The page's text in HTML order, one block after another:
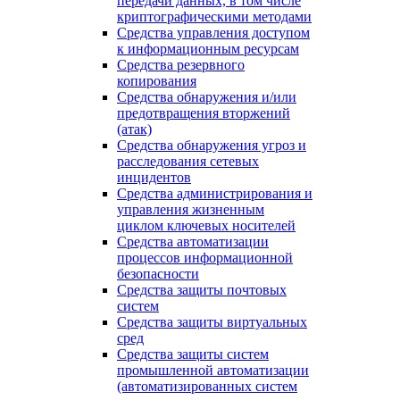
криптографическими методами
Средства управления доступом
к информационным ресурсам
Средства резервного
копирования
Средства обнаружения и/или
предотвращения вторжений
(атак)
Средства обнаружения угроз и
расследования сетевых
инцидентов
Средства администрирования и
управления жизненным
циклом ключевых носителей
Средства автоматизации
процессов информационной
безопасности
Средства защиты почтовых
систем
Средства защиты виртуальных
сред
Средства защиты систем
промышленной автоматизации
(автоматизированных систем